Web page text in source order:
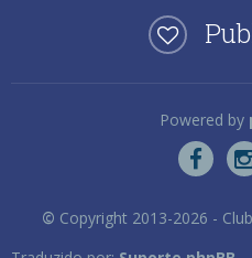
Powered by
© Copyright 2013-2026 -